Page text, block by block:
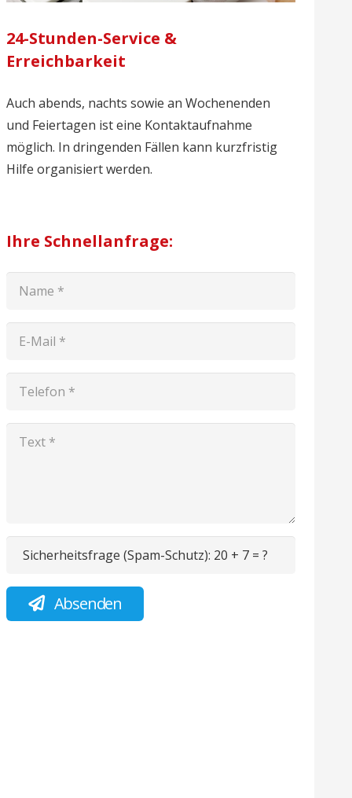
24-Stunden-Service &
Erreichbarkeit
Auch abends, nachts sowie an Wochenenden
und Feiertagen ist eine Kontaktaufnahme
möglich. In dringenden Fällen kann kurzfristig
Hilfe organisiert werden.
Ihre Schnellanfrage:
Sicherheitsfrage (Spam-Schutz): 20 + 7 = ?
Absenden